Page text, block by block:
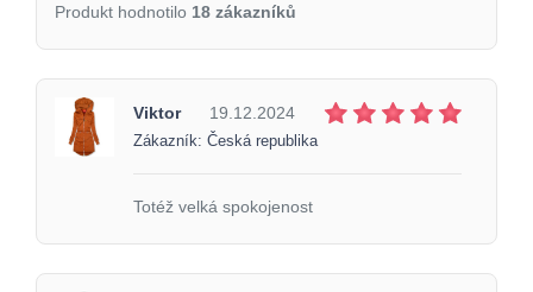
Produkt hodnotilo 18 zákazníků
Viktor 19.12.2024
Zákazník: Česká republika
Totéž velká spokojenost